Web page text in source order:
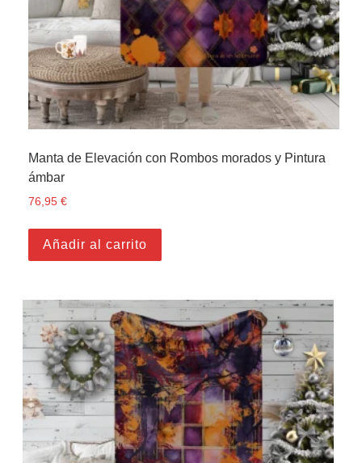
Manta de Elevación con Rombos morados y Pintura
ámbar
76,95€
Añadir al carrito